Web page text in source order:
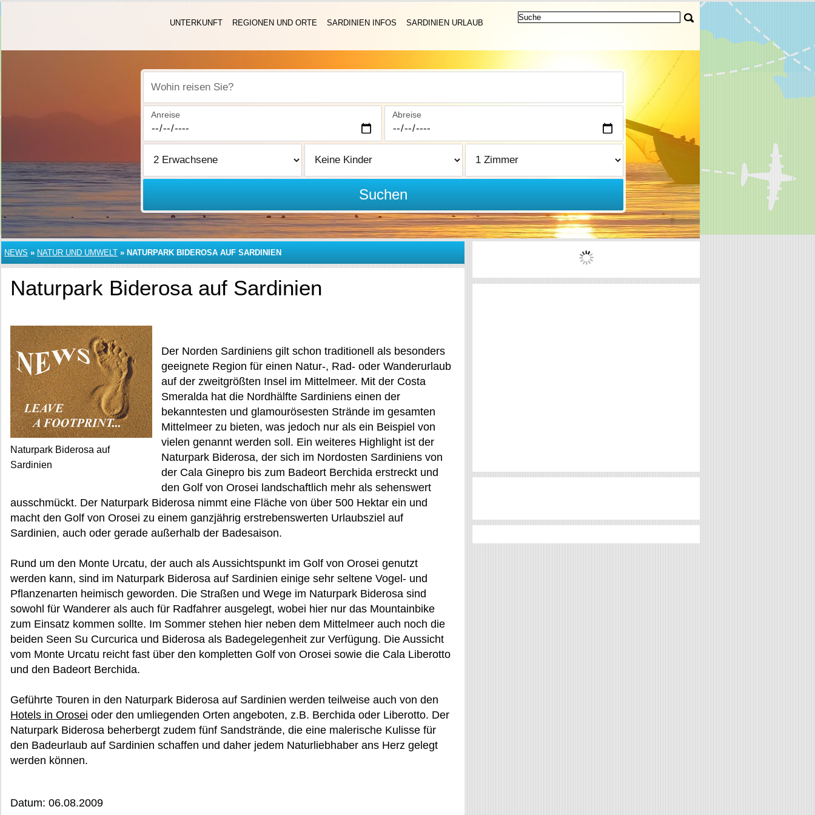
UNTERKUNFT REGIONEN UND ORTE SARDINIEN INFOS SARDINIEN URLAUB
Wohin reisen Sie?
Anreise Abreise
Suchen
NEWS » NATUR UND UMWELT » NATURPARK BIDEROSA AUF SARDINIEN
Naturpark Biderosa auf Sardinien
Naturpark Biderosa auf
Sardinien
Der Norden Sardiniens gilt schon traditionell als besonders
geeignete Region für einen Natur-, Rad- oder Wanderurlaub
auf der zweitgrößten Insel im Mittelmeer. Mit der Costa
Smeralda hat die Nordhälfte Sardiniens einen der
bekanntesten und glamourösesten Strände im gesamten
Mittelmeer zu bieten, was jedoch nur als ein Beispiel von
vielen genannt werden soll. Ein weiteres Highlight ist der
Naturpark Biderosa, der sich im Nordosten Sardiniens von
der Cala Ginepro bis zum Badeort Berchida erstreckt und
den Golf von Orosei landschaftlich mehr als sehenswert
ausschmückt. Der Naturpark Biderosa nimmt eine Fläche von über 500 Hektar ein und
macht den Golf von Orosei zu einem ganzjährig erstrebenswerten Urlaubsziel auf
Sardinien, auch oder gerade außerhalb der Badesaison.
Rund um den Monte Urcatu, der auch als Aussichtspunkt im Golf von Orosei genutzt
werden kann, sind im Naturpark Biderosa auf Sardinien einige sehr seltene Vogel- und
Pflanzenarten heimisch geworden. Die Straßen und Wege im Naturpark Biderosa sind
sowohl für Wanderer als auch für Radfahrer ausgelegt, wobei hier nur das Mountainbike
zum Einsatz kommen sollte. Im Sommer stehen hier neben dem Mittelmeer auch noch die
beiden Seen Su Curcurica und Biderosa als Badegelegenheit zur Verfügung. Die Aussicht
vom Monte Urcatu reicht fast über den kompletten Golf von Orosei sowie die Cala Liberotto
und den Badeort Berchida.
Geführte Touren in den Naturpark Biderosa auf Sardinien werden teilweise auch von den
Hotels in Orosei oder den umliegenden Orten angeboten, z.B. Berchida oder Liberotto. Der
Naturpark Biderosa beherbergt zudem fünf Sandstrände, die eine malerische Kulisse für
den Badeurlaub auf Sardinien schaffen und daher jedem Naturliebhaber ans Herz gelegt
werden können.
Datum: 06.08.2009